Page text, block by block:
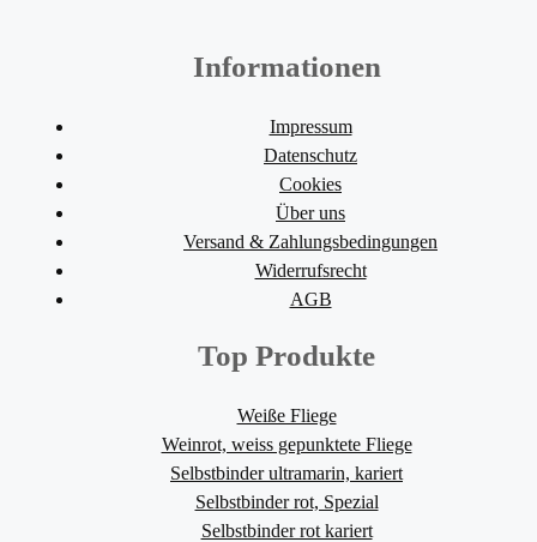
Informationen
Impressum
Datenschutz
Cookies
Über uns
Versand & Zahlungsbedingungen
Widerrufsrecht
AGB
Top Produkte
Weiße Fliege
Weinrot, weiss gepunktete Fliege
Selbstbinder ultramarin, kariert
Selbstbinder rot, Spezial
Selbstbinder rot kariert